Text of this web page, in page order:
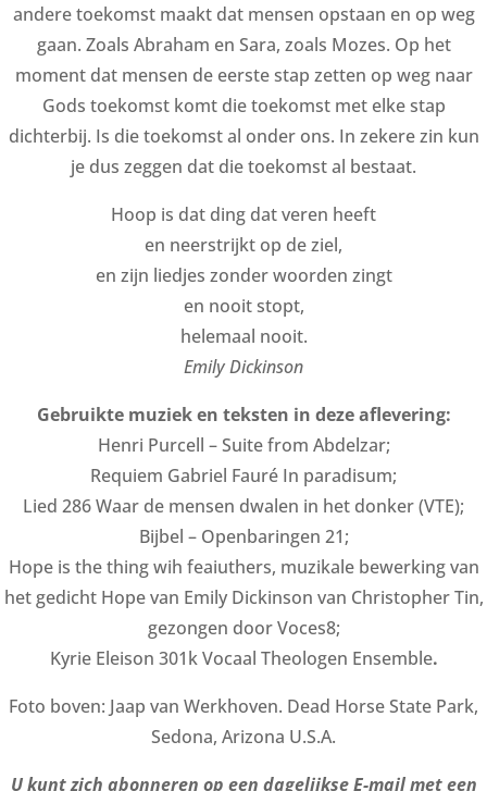
andere toekomst maakt dat mensen opstaan en op weg
gaan. Zoals Abraham en Sara, zoals Mozes. Op het
moment dat mensen de eerste stap zetten op weg naar
Gods toekomst komt die toekomst met elke stap
dichterbij. Is die toekomst al onder ons. In zekere zin kun
je dus zeggen dat die toekomst al bestaat.
Hoop is dat ding dat veren heeft
en neerstrijkt op de ziel,
en zijn liedjes zonder woorden zingt
en nooit stopt,
helemaal nooit.
Emily Dickinson
Gebruikte muziek en teksten in deze aflevering:
Henri Purcell – Suite from Abdelzar;
Requiem Gabriel Fauré In paradisum;
Lied 286 Waar de mensen dwalen in het donker (VTE);
Bijbel – Openbaringen 21;
Hope is the thing wih feaiuthers, muzikale bewerking van
het gedicht Hope van Emily Dickinson van Christopher Tin,
gezongen door Voces8;
Kyrie Eleison 301k Vocaal Theologen Ensemble.
Foto boven: Jaap van Werkhoven. Dead Horse State Park,
Sedona, Arizona U.S.A.
U kunt zich abonneren op een dagelijkse E-mail met een